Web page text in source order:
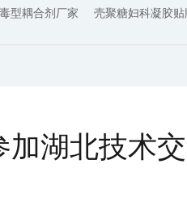
型耦合剂厂家 壳聚糖妇科凝胶贴
湖北技术